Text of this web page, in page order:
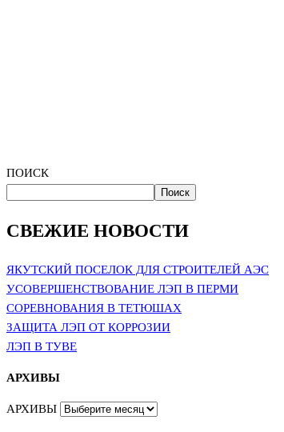
ПОИСК
Поиск
СВЕЖИЕ НОВОСТИ
ЯКУТСКИЙ ПОСЕЛОК ДЛЯ СТРОИТЕЛЕЙ АЭС
УСОВЕРШЕНСТВОВАНИЕ ЛЭП В ПЕРМИ
СОРЕВНОВАНИЯ В ТЕТЮШАХ
ЗАЩИТА ЛЭП ОТ КОРРОЗИИ
ЛЭП В ТУВЕ
АРХИВЫ
АРХИВЫ